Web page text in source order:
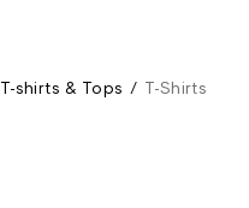
T-shirts & Tops / T-Shirts